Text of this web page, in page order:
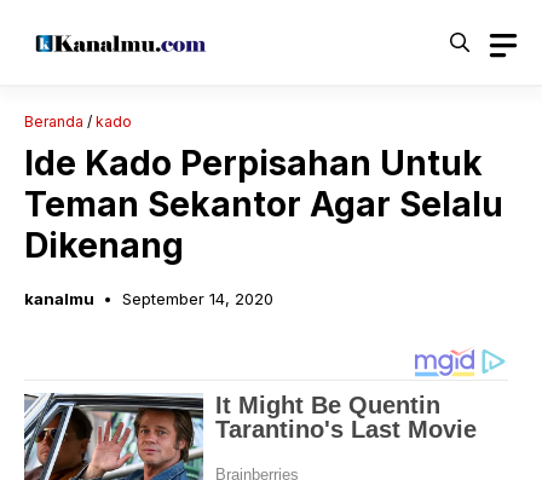
Beranda / kado
Ide Kado Perpisahan Untuk
Teman Sekantor Agar Selalu
Dikenang
kanalmu September 14, 2020